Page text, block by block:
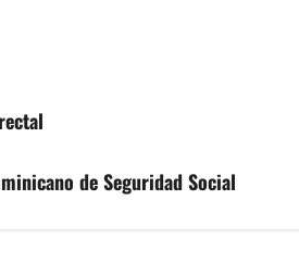
de Seguridad Social